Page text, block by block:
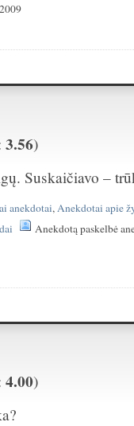
3.56)
Suskaičiavo –
anekdotai,Anekdotai apie
Anekdotą paskelbė
4.00)